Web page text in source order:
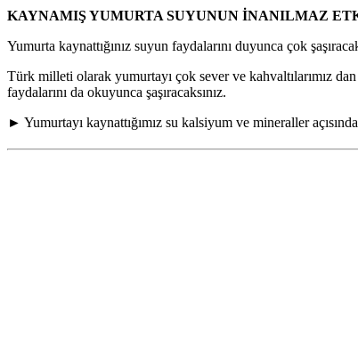
KAYNAMIŞ YUMURTA SUYUNUN İNANILMAZ
Yumurta kaynattığınız suyun faydalarını duyunca çok
Türk milleti olarak yumurtayı çok sever ve kahvaltılarımız
faydalarını da okuyunca şaşıracaksınız.
► Yumurtayı kaynattığımız su kalsiyum ve mineraller